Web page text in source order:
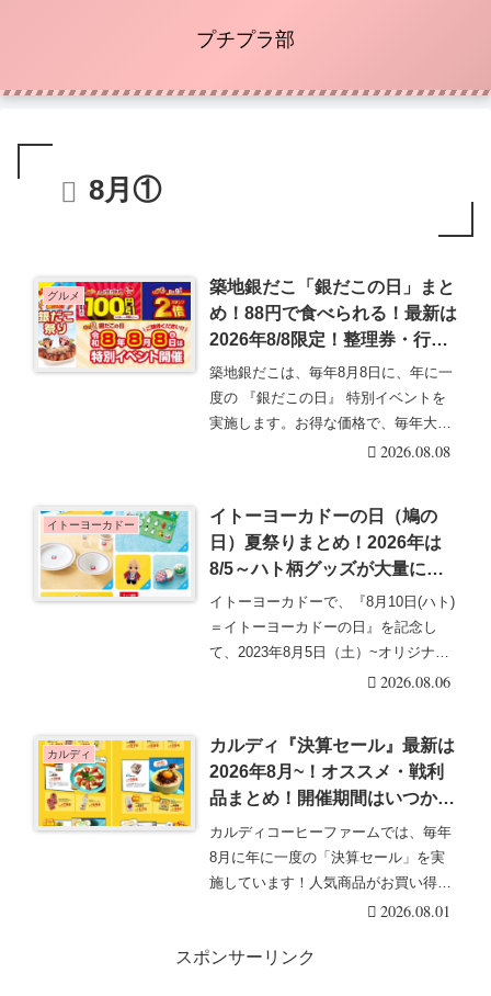
プチプラ部
8月①
グルメ
築地銀だこ「銀だこの日」まと
め！88円で食べられる！最新は
2026年8/8限定！整理券・行列
も！終日スタンプ3倍も！
築地銀だこは、毎年8月8日に、年に一
度の 『銀だこの日』 特別イベントを
実施します。お得な価格で、毎年大人
気！キャンペー・・・続きを読む
2026.08.08
イトーヨーカドー
イトーヨーカドーの日（鳩の
日）夏祭りまとめ！2026年は
8/5～ハト柄グッズが大量に登
場！キューピー、シール、食器
も！お楽しみ袋も販売！
イトーヨーカドーで、『8月10日(ハト)
＝イトーヨーカドーの日』を記念し
て、2023年8月5日（土）~オリジナル
グッズや・・・続きを読む2026.08.06
カルディ
カルディ『決算セール』最新は
2026年8月~！オススメ・戦利
品まとめ！開催期間はいつから
いつまで？
カルディコーヒーファームでは、毎年
8月に年に一度の「決算セール」を実
施しています！人気商品がお買い得価
格になってい注目で・・・続きを読む
2026.08.01
スポンサーリンク